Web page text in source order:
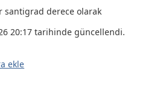
santigrad derece olarak
20:17 tarihinde güncellendi.
ekle